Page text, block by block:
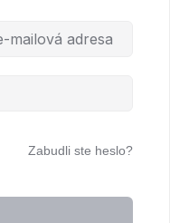
Zabudli ste heslo?